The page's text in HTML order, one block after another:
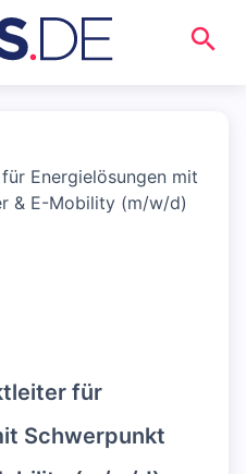
Energielösungen mit
& E-Mobility (m/w/d)
für
Schwerpunkt